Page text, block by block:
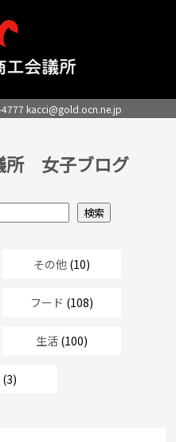
kacci@gold.ocn.ne.jp
所 女子ブログ
その他 (10)
フード (108)
生活 (100)
(3)